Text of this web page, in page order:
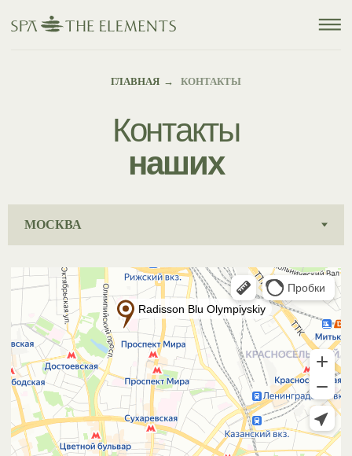
ГЛАВНАЯ → КОНТАКТЫ
Контакты
наших
салонов
Radisson Blu Olympiyskiy
8 (980) 199-34-22
г. Москва, ул. Самарская,
1